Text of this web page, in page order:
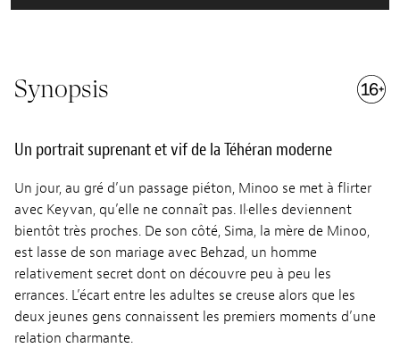
Synopsis
Un portrait suprenant et vif de la Téhéran moderne
Un jour, au gré d’un passage piéton, Minoo se met à flirter
avec Keyvan, qu’elle ne connaît pas. Il·elle·s deviennent
bientôt très proches. De son côté, Sima, la mère de Minoo,
est lasse de son mariage avec Behzad, un homme
relativement secret dont on découvre peu à peu les
errances. L’écart entre les adultes se creuse alors que les
deux jeunes gens connaissent les premiers moments d’une
relation charmante.